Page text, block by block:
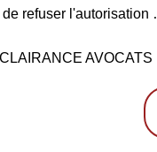
de refuser l'autorisation
AVOCATS